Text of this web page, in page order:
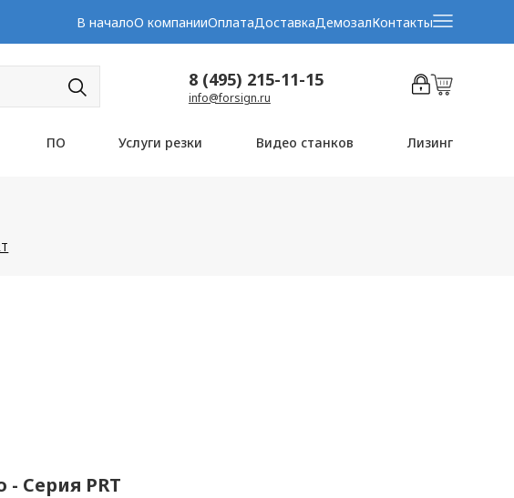
В началоО компанииОплатаДоставкаДемозалКонтакты
8 (495) 215-11-15
info@forsign.ru
ПО Услуги резки Видео станков Лизинг
- Серия PRT